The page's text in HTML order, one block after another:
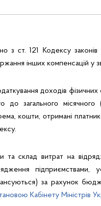
з ст. 121 Кодексу
інших компенсацій у
доходів фізичних
до загального
кошти, отримані
та склад витрат на
підприємствами,
за рахунок
Кабінету Міністрів